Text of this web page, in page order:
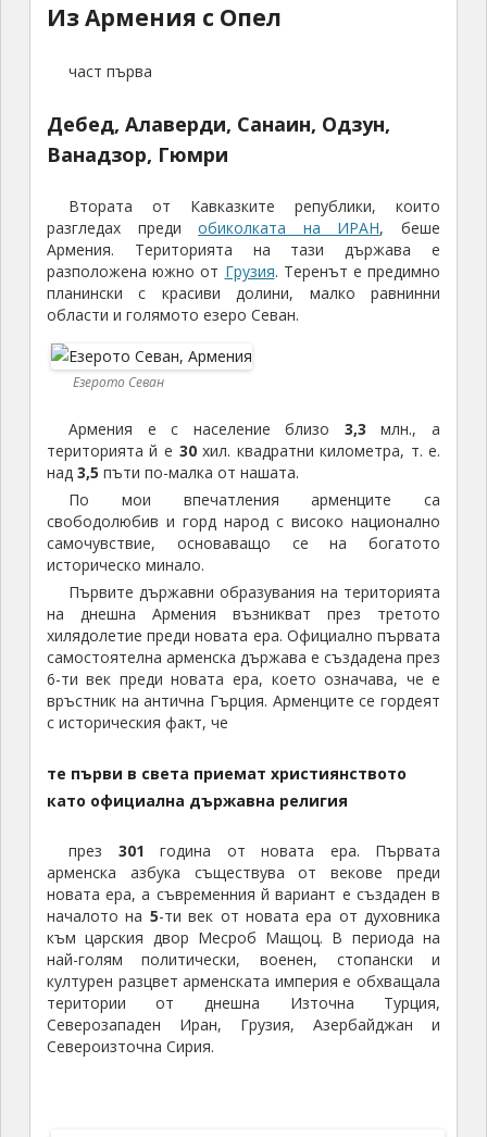
Из Армения с Опел
част първа
Дебед, Алаверди, Санаин, Одзун,
Ванадзор, Гюмри
Втората от Кавказките републики, които
разгледах предиобиколката на ИРАН, беше
Армения. Територията на тази държава е
разположена южно от Грузия. Теренът е предимно
планински с красиви долини, малко равнинни
области и голямото езеро Севан.
Езерото Севан
Армения е с население близо 3,3 млн., а
територията й е 30хил. квадратни километра, т. е.
над3,5 пъти по-малка от нашата.
По мои впечатления арменците са
свободолюбив и горд народ с високо национално
самочувствие, основаващо се на богатото
историческо минало.
Първите държавни образувания на територията
на днешна Армения възникват през третото
хилядолетие преди новата ера. Официално първата
самостоятелна арменска държава е създадена през
6-ти век преди новата ера, което означава, че е
връстник на антична Гърция. Арменците се гордеят
с историческия факт, че
те първи в света приемат християнството
като официална държавна религия
през 301 година от новата ера. Първата
арменска азбука съществува от векове преди
новата ера, а съвременния й вариант е създаден в
началото на 5-ти век от новата ера от духовника
към царския двор Месроб Мащоц. В периода на
най-голям политически, военен, стопански и
културен разцвет арменската империя е обхващала
територии от днешна Източна Турция,
Северозападен Иран, Грузия, Азербайджан и
Североизточна Сирия.